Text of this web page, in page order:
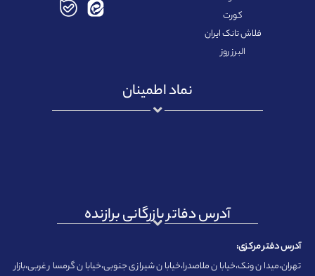
کورت
فلاش تانک ایران
البرز روز
نماد اطمینان
آدرس دفاتر بازرگانی برازنده
آدرس دفتر مرکزی:
تهران،میدان ونک،خیابان ملاصدرا،خیابان شیرازی جنوبی،خیابان گرمسار غربی،بازار